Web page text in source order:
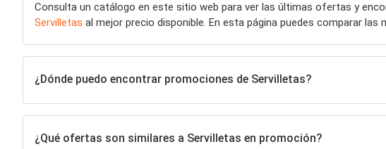
Consulta un catálogo en este sitio web para ver las últimas ofertas y
Servilletas al mejor precio disponible. En esta página puedes comparar las
¿Dónde puedo encontrar promociones de Servilletas?
¿Qué ofertas son similares a Servilletas en promoción?